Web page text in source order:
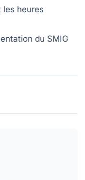
les heures
du SMIG